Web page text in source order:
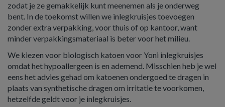
zodat je ze gemakkelijk kunt meenemen als je onderweg
bent. In de toekomst willen we inlegkruisjes toevoegen
zonder extra verpakking, voor thuis of op kantoor, want
minder verpakkingsmateriaal is beter voor het milieu.
We kiezen voor biologisch katoen voor Yoni inlegkruisjes
omdat het hypoallergeen is en ademend. Misschien heb je wel
eens het advies gehad om katoenen ondergoed te dragen in
plaats van synthetische dragen om irritatie te voorkomen,
hetzelfde geldt voor je inlegkruisjes.